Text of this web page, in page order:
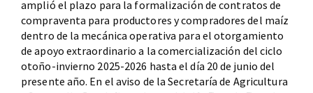
amplió el plazo para la formalización de contratos de
compraventa para productores y compradores del maíz
dentro de la mecánica operativa para el otorgamiento
de apoyo extraordinario a la comercialización del ciclo
otoño-invierno 2025-2026 hasta el día 20 de junio del
presente año. En el aviso de la Secretaría de Agricultura